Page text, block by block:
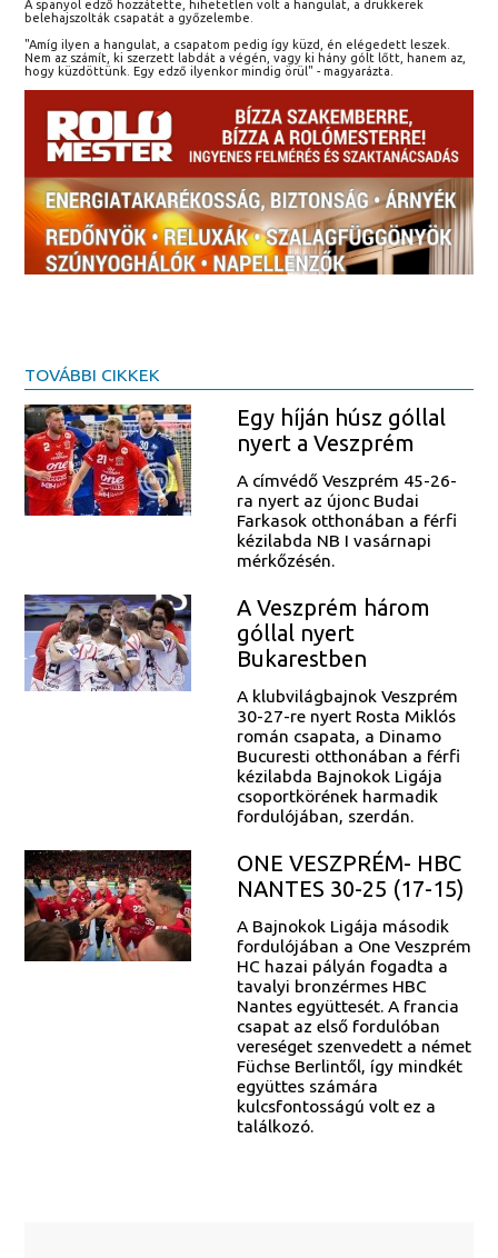
A spanyol edző hozzátette, hihetetlen volt a hangulat, a drukkerek
belehajszolták csapatát a győzelembe.
"Amíg ilyen a hangulat, a csapatom pedig így küzd, én elégedett leszek.
Nem az számít, ki szerzett labdát a végén, vagy ki hány gólt lőtt, hanem az,
hogy küzdöttünk. Egy edző ilyenkor mindig örül" - magyarázta.
TOVÁBBI CIKKEK
Egy híján húsz góllal
nyert a Veszprém
A címvédő Veszprém 45-26-
ra nyert az újonc Budai
Farkasok otthonában a férfi
kézilabda NB I vasárnapi
mérkőzésén.
A Veszprém három
góllal nyert
Bukarestben
A klubvilágbajnok Veszprém
30-27-re nyert Rosta Miklós
román csapata, a Dinamo
Bucuresti otthonában a férfi
kézilabda Bajnokok Ligája
csoportkörének harmadik
fordulójában, szerdán.
ONE VESZPRÉM- HBC
NANTES 30-25 (17-15)
A Bajnokok Ligája második
fordulójában a One Veszprém
HC hazai pályán fogadta a
tavalyi bronzérmes HBC
Nantes együttesét. A francia
csapat az első fordulóban
vereséget szenvedett a német
Füchse Berlintől, így mindkét
együttes számára
kulcsfontosságú volt ez a
találkozó.